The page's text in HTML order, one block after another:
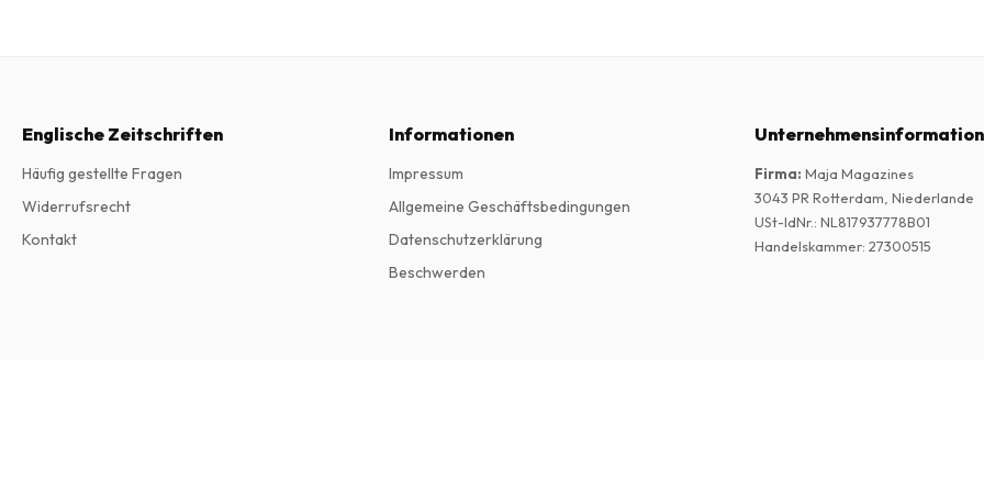
Englische Zeitschriften
Häufig gestellte Fragen
Widerrufsrecht
Kontakt
Informationen
Impressum
Allgemeine Geschäftsbedingungen
Datenschutzerklärung
Beschwerden
Firma: Maja Magazines
3043 PR Rotterdam, Niederlande
USt-IdNr.: NL817937778B01
Handelskammer: 27300515